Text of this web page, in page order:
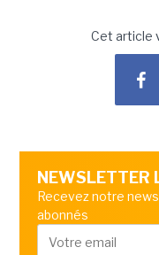
Cet article
NEWSLETTER
Recevez notre
abonnés